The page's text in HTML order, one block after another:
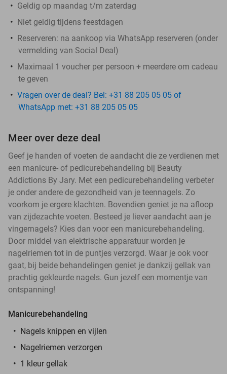
Geldig op maandag t/m zaterdag
Niet geldig tijdens feestdagen
Reserveren: na aankoop via WhatsApp reserveren (onder
vermelding van Social Deal)
Maximaal 1 voucher per persoon + meerdere om cadeau
te geven
Vragen over de deal? Bel: +31 88 205 05 05 of
WhatsApp met: +31 88 205 05 05
Meer over deze deal
Geef je handen of voeten de aandacht die ze verdienen met
een manicure- of pedicurebehandeling bij Beauty
Addictions By Jary. Met een pedicurebehandeling verbeter
je onder andere de gezondheid van je teennagels. Zo
voorkom je ergere klachten. Bovendien geniet je na afloop
van zijdezachte voeten. Besteed je liever aandacht aan je
vingernagels? Kies dan voor een manicurebehandeling.
Door middel van elektrische apparatuur worden je
nagelriemen tot in de puntjes verzorgd. Waar je ook voor
gaat, bij beide behandelingen geniet je dankzij gellak van
prachtig gekleurde nagels. Gun jezelf een momentje van
ontspanning!
Manicurebehandeling
Nagels knippen en vijlen
Nagelriemen verzorgen
1 kleur gellak